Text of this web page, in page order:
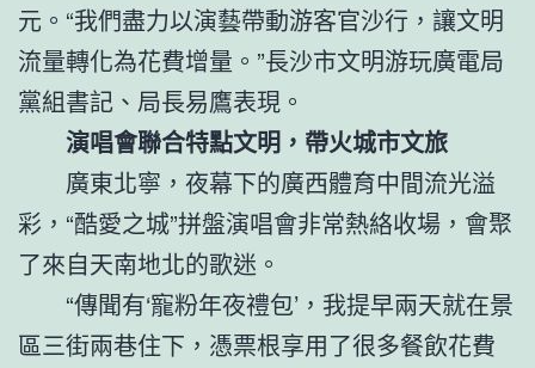
元。“我們盡力以演藝帶動游客官沙行，讓文明
流量轉化為花費增量。”長沙市文明游玩廣電局
黨組書記、局長易鷹表現。
演唱會聯合特點文明，帶火城市文旅
廣東北寧，夜幕下的廣西體育中間流光溢
彩，“酷愛之城”拼盤演唱會非常熱絡收場，會聚
了來自天南地北的歌迷。
“傳聞有‘寵粉年夜禮包’，我提早兩天就在景
區三街兩巷住下，憑票根享用了很多餐飲花費